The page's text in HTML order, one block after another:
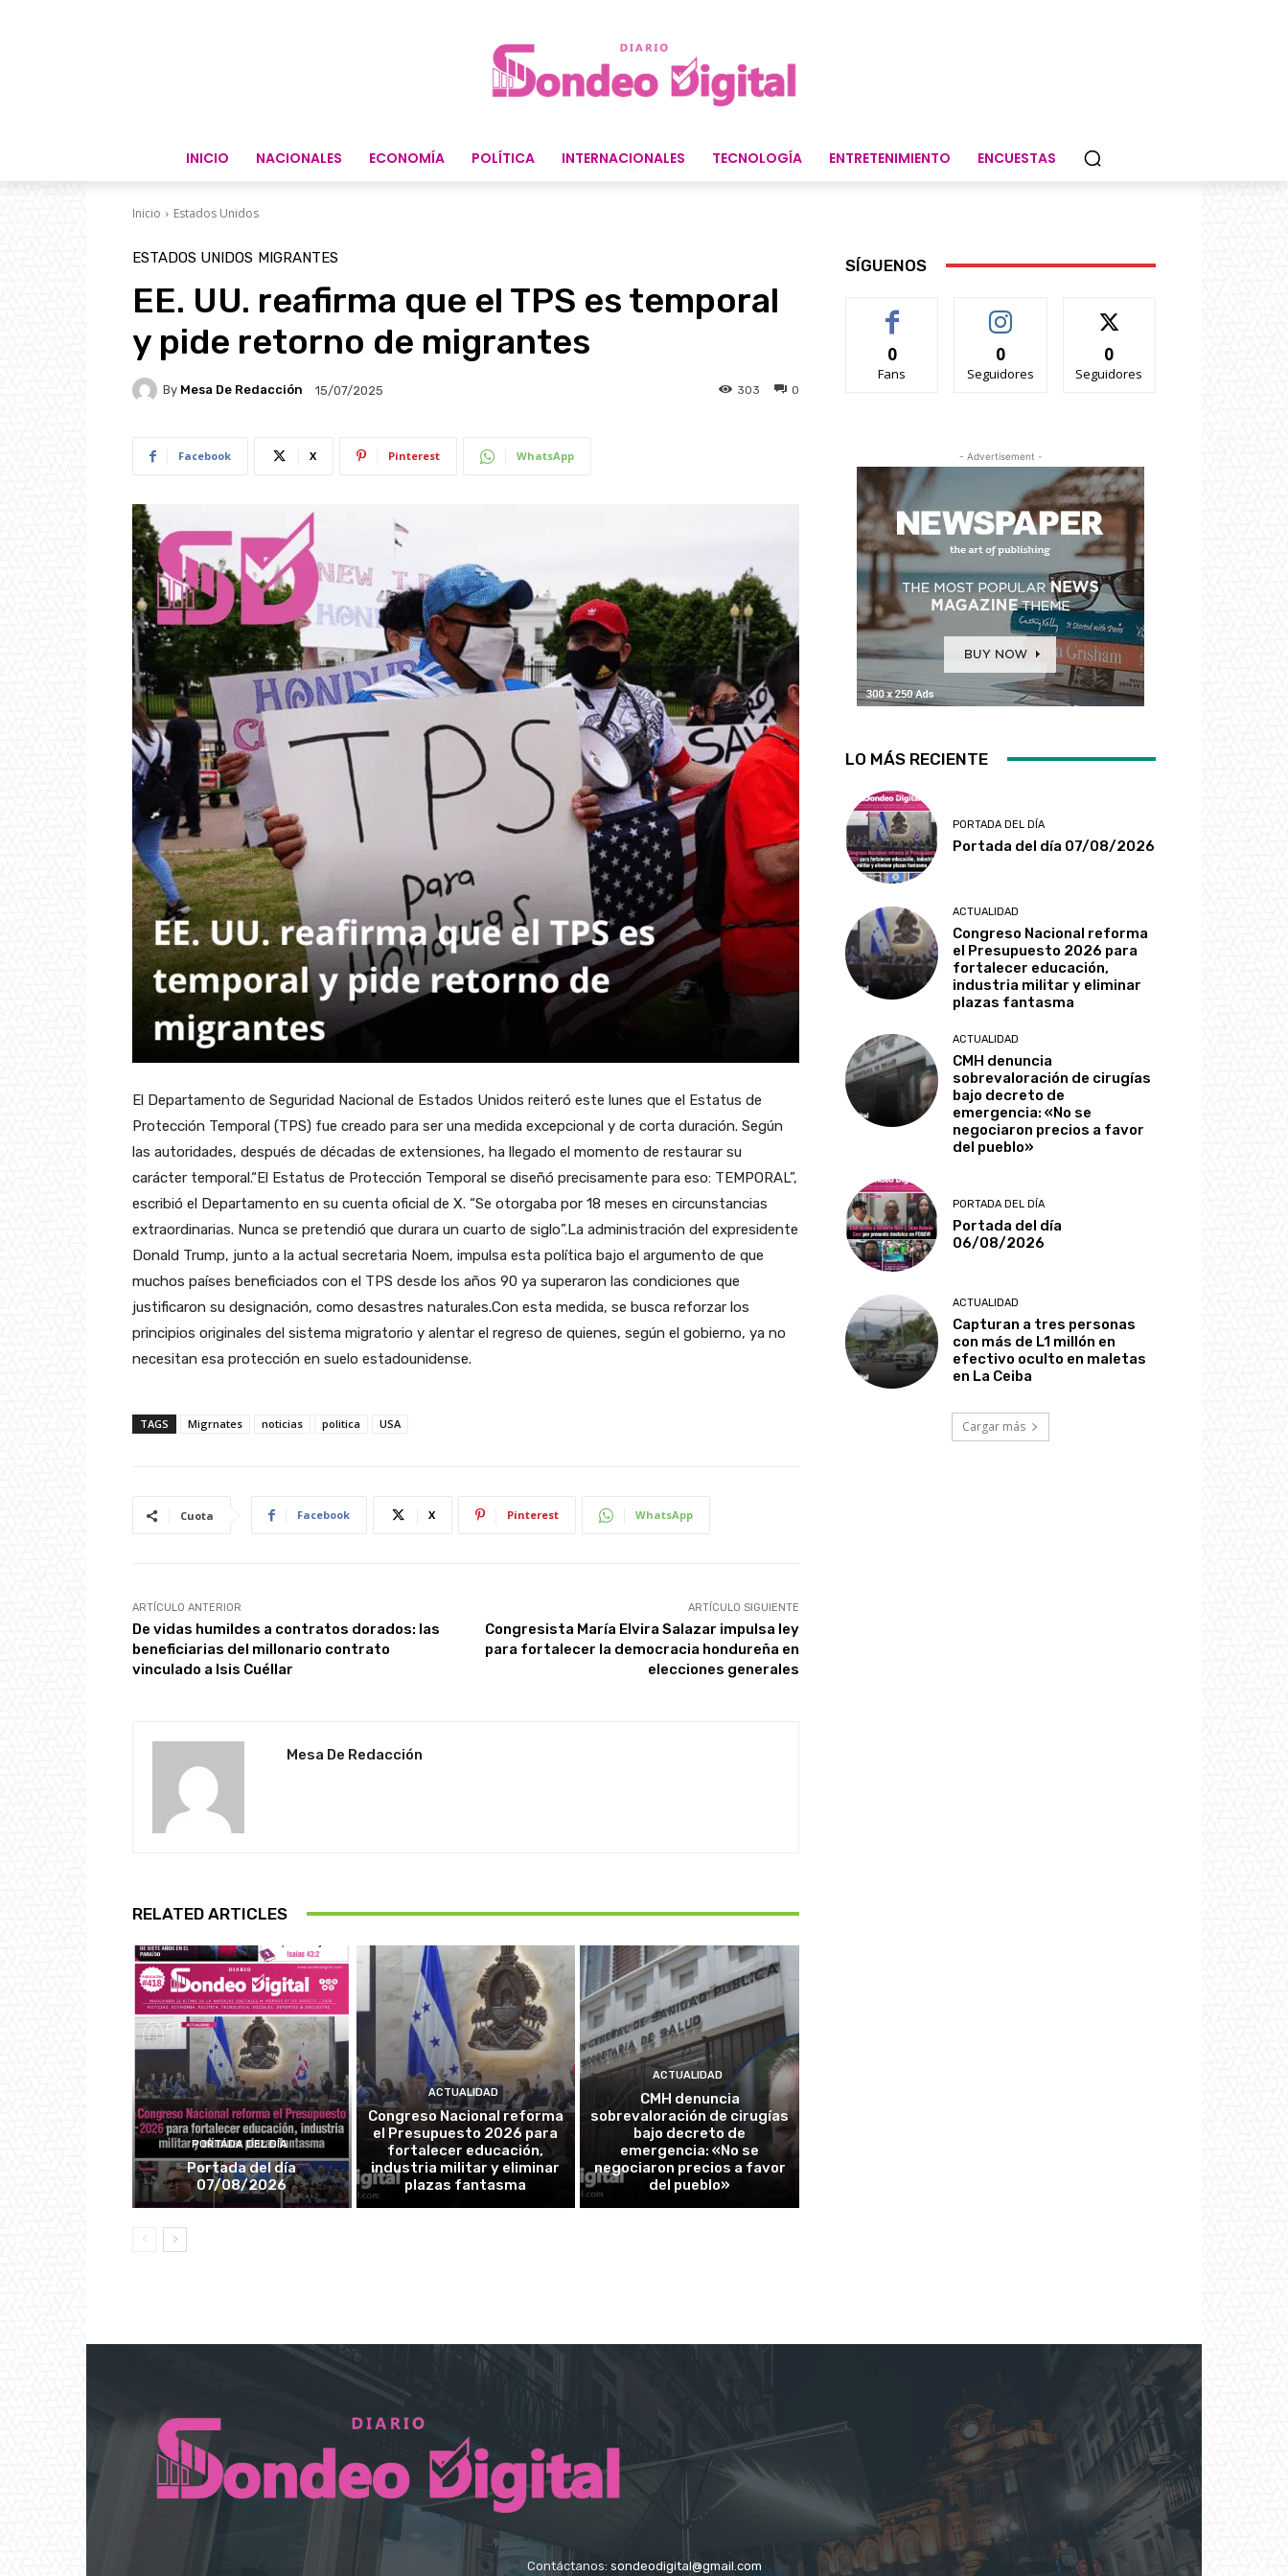
INICIO NACIONALES ECONOMÍA POLÍTICA INTERNACIONALES TECNOLOGÍA ENTRETENIMIENTO ENCUESTAS
Inicio Estados Unidos
ESTADOS UNIDOS MIGRANTES
EE. UU. reafirma que el TPS es temporal
y pide retorno de migrantes
By Mesa De Redacción 15/07/2025 0
303
Facebook X Pinterest WhatsApp
El Departamento de Seguridad Nacional de Estados Unidos reiteró este lunes que el Estatus de
Protección Temporal (TPS) fue creado para ser una medida excepcional y de corta duración. Según
las autoridades, después de décadas de extensiones, ha llegado el momento de restaurar su
carácter temporal.“El Estatus de Protección Temporal se diseñó precisamente para eso: TEMPORAL”,
escribió el Departamento en su cuenta oficial de X. “Se otorgaba por 18 meses en circunstancias
extraordinarias. Nunca se pretendió que durara un cuarto de siglo”.La administración del expresidente
Donald Trump, junto a la actual secretaria Noem, impulsa esta política bajo el argumento de que
muchos países beneficiados con el TPS desde los años 90 ya superaron las condiciones que
justificaron su designación, como desastres naturales.Con esta medida, se busca reforzar los
principios originales del sistema migratorio y alentar el regreso de quienes, según el gobierno, ya no
necesitan esa protección en suelo estadounidense.
TAGS Migrnates noticias politica USA
Cuota Facebook X Pinterest WhatsApp
ARTÍCULO ANTERIOR
De vidas humildes a contratos dorados: las
beneficiarias del millonario contrato
vinculado a Isis Cuéllar
ARTÍCULO SIGUIENTE
Congresista María Elvira Salazar impulsa ley
para fortalecer la democracia hondureña en
elecciones generales
Mesa De Redacción
RELATED ARTICLES
PORTADA DEL DÍA
Portada del día
07/08/2026
ACTUALIDAD
Congreso Nacional reforma
el Presupuesto 2026 para
fortalecer educación,
industria militar y eliminar
plazas fantasma
ACTUALIDAD
CMH denuncia
sobrevaloración de cirugías
bajo decreto de
emergencia: «No se
negociaron precios a favor
del pueblo»
SÍGUENOS
0
Fans
0
Seguidores
0
Seguidores
- Advertisement -
LO MÁS RECIENTE
PORTADA DEL DÍA
Portada del día 07/08/2026
ACTUALIDAD
Congreso Nacional reforma
el Presupuesto 2026 para
fortalecer educación,
industria militar y eliminar
plazas fantasma
ACTUALIDAD
CMH denuncia
sobrevaloración de cirugías
bajo decreto de
emergencia: «No se
negociaron precios a favor
del pueblo»
PORTADA DEL DÍA
Portada del día
06/08/2026
ACTUALIDAD
Capturan a tres personas
con más de L1 millón en
efectivo oculto en maletas
en La Ceiba
Cargar más
Contáctanos: sondeodigital@gmail.com